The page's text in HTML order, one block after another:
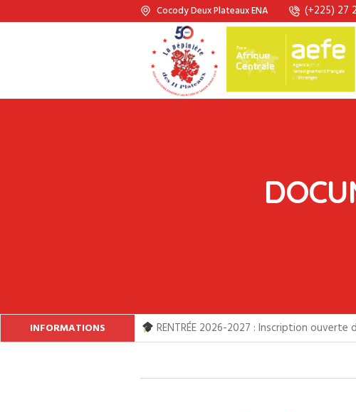
Cocody Deux Plateaux ENA (+225) 27
INFORMATIONS RENTRÉE 2026-2027 : Inscription ouverte